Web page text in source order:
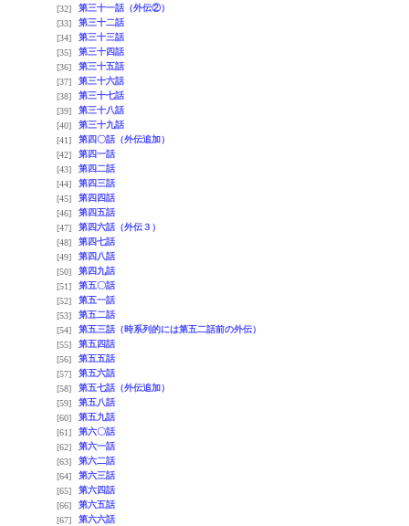
[32]
第三十一話（外伝②）
[33]
第三十二話
[34]
第三十三話
[35]
第三十四話
[36]
第三十五話
[37]
第三十六話
[38]
第三十七話
[39]
第三十八話
[40]
第三十九話
[41]
第四〇話（外伝追加）
[42]
第四一話
[43]
第四二話
[44]
第四三話
[45]
第四四話
[46]
第四五話
[47]
第四六話（外伝３）
[48]
第四七話
[49]
第四八話
[50]
第四九話
[51]
第五〇話
[52]
第五一話
[53]
第五二話
[54]
第五三話（時系列的には第五二話前の外伝）
[55]
第五四話
[56]
第五五話
[57]
第五六話
[58]
第五七話（外伝追加）
[59]
第五八話
[60]
第五九話
[61]
第六〇話
[62]
第六一話
[63]
第六二話
[64]
第六三話
[65]
第六四話
[66]
第六五話
[67]
第六六話